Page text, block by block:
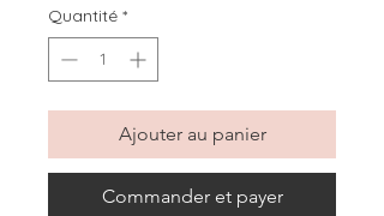
Quantité *
Ajouter au panier
Commander et payer